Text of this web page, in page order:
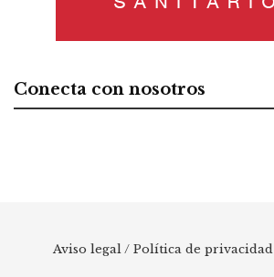
Conecta con nosotros
Aviso legal / Política de privacidad